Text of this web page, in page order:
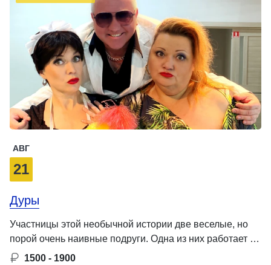
АВГ
21
Дуры
Участницы этой необычной истории две веселые, но
порой очень наивные подруги. Одна из них работает …
1500 - 1900